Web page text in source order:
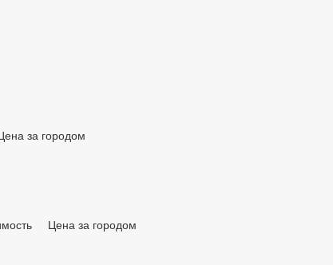
за городом
Цена за городом